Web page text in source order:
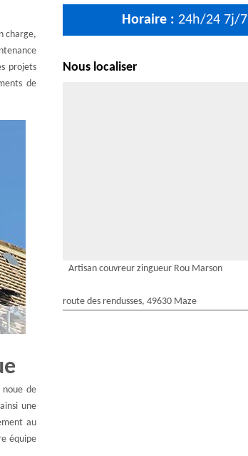
charge,
projets
de
noue de
une
au
équipe
Horaire : 24h/24 7j/7
Nous localiser
Artisan couvreur zingueur Rou Marson
route des rendusses, 49630 Maze